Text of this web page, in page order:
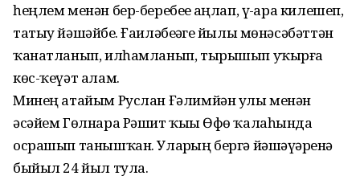
һеңлем менән бер-беребеҙҙе аңлап, үҙ-ара килешеп,
татыу йәшәйбеҙ. Ғаиләбеҙҙәге йылы мөнәсәбәттән
ҡанатланып, илһамланып, тырышып уҡырға
көс-ҡеүәт алам.
Минең атайым Руслан Ғәлимйән улы менән
әсәйем Гөлнара Рәшит ҡыҙы Өфө ҡалаһында
осрашып танышҡан. Уларҙың бергә йәшәүҙәренә
быйыл 24 йыл тула.